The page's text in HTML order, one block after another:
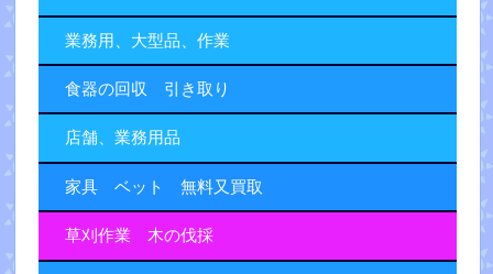
業務用、大型品、作業
食器の回収 引き取り
店舗、業務用品
家具 ベット 無料又買取
草刈作業 木の伐採